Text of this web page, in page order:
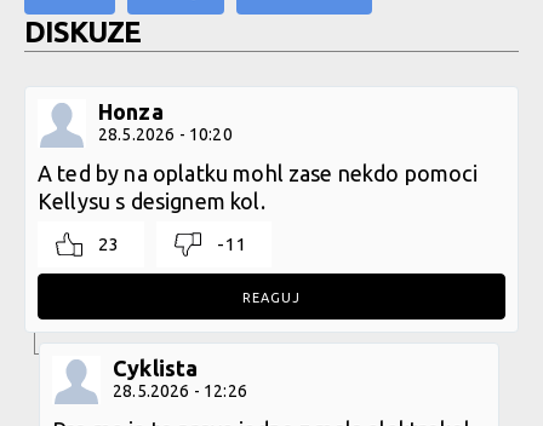
DISKUZE
Honza
28.5.2026 - 10:20
A ted by na oplatku mohl zase nekdo pomoci
Kellysu s designem kol.
23 -11
REAGUJ
Cyklista
28.5.2026 - 12:26